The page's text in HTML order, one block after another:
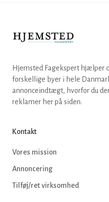
Hjemsted Fagekspert hjælper
forskellige byer i hele
annonceindtægt, hvorfor du
reklamer her på siden.
Kontakt
Vores mission
Annoncering
Tilføj/ret virksomhed